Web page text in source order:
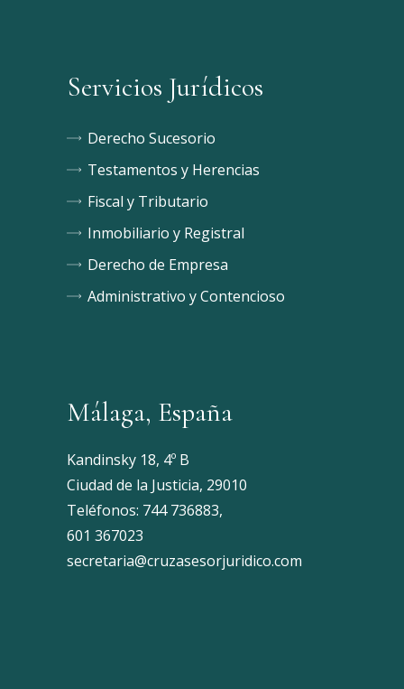
Servicios Jurídicos
Derecho Sucesorio
Testamentos y Herencias
Fiscal y Tributario
Inmobiliario y Registral
Derecho de Empresa
Administrativo y Contencioso
Málaga, España
Kandinsky 18, 4º B
Ciudad de la Justicia, 29010
Teléfonos: 744 736883,
601 367023
secretaria@cruzasesorjuridico.com